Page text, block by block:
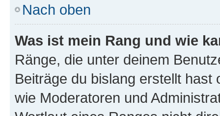
Nach oben
Was ist mein Rang und wie
Ränge, die unter deinem
Beiträge du bislang erstellt
wie Moderatoren und